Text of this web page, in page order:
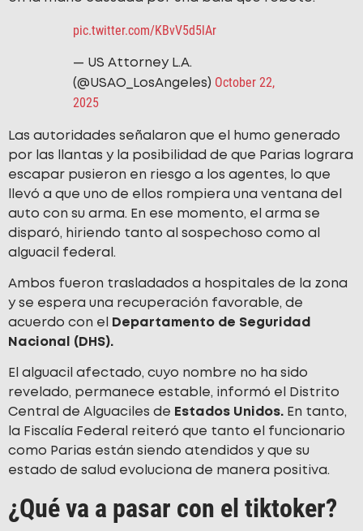
pic.twitter.com/KBvV5d5lAr
— US Attorney L.A.
(@USAO_LosAngeles) October 22,
2025
Las autoridades señalaron que el humo generado
por las llantas y la posibilidad de que Parias lograra
escapar pusieron en riesgo a los agentes, lo que
llevó a que uno de ellos rompiera una ventana del
auto con su arma. En ese momento, el arma se
disparó, hiriendo tanto al sospechoso como al
alguacil federal.
Ambos fueron trasladados a hospitales de la zona
y se espera una recuperación favorable, de
acuerdo con el
Departamento de Seguridad
Nacional (DHS).
El alguacil afectado, cuyo nombre no ha sido
revelado, permanece estable, informó el Distrito
Central de Alguaciles de Estados Unidos. En tanto,
la Fiscalía Federal reiteró que tanto el funcionario
como Parias están siendo atendidos y que su
estado de salud evoluciona de manera positiva.
¿Qué va a pasar con el tiktoker?